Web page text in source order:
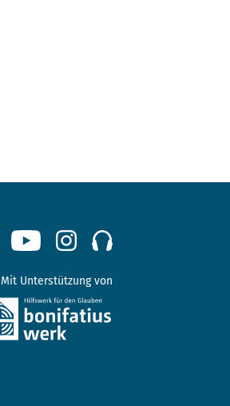
Mit Unterstützung von